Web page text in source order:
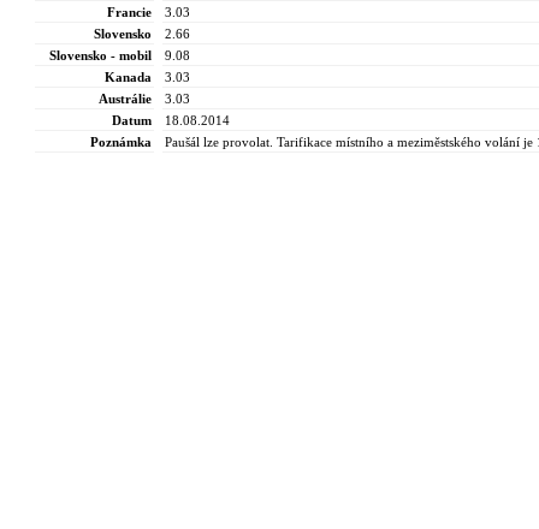
Francie
Slovensko
Slovensko - mobil
Kanada
Austrálie
Datum
Poznámka
3.03
2.66
9.08
3.03
3.03
18.08.2014
Paušál lze provolat. Tarifikace místního a meziměstského volání